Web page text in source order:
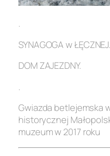
.
SYNAGOGA w ŁĘCZNEJ.
DOM ZAJEZDNY.
.
Gwiazda betlejemska
historycznej
muzeum w 2017 roku